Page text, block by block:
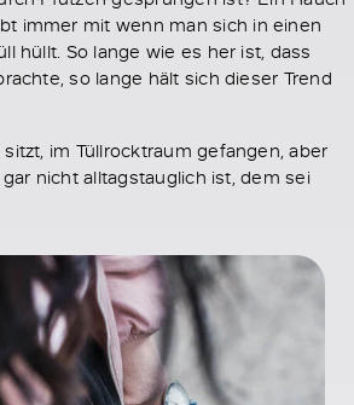
immer mit wenn man sich in einen
hüllt. So lange wie es her ist, dass
so lange hält sich dieser Trend
im Tüllrocktraum gefangen, aber
nicht alltagstauglich ist, dem sei